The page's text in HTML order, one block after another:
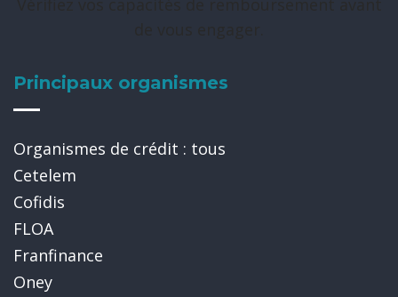
Principaux organismes
Organismes de crédit : tous
Cetelem
Cofidis
FLOA
Franfinance
Oney